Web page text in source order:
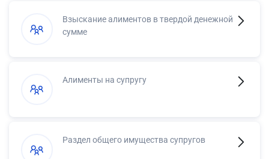
Взыскание алиментов в твердой денежной
сумме
Алименты на супругу
Раздел общего имущества супругов